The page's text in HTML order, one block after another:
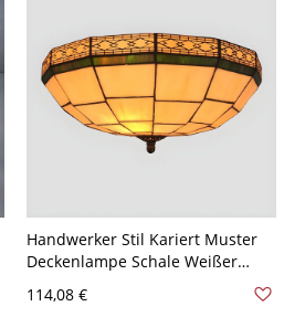
Handwerker Stil Kariert Muster
Deckenlampe Schale Weißer
Deckenleuchte - Beige 110V-120V
114,08 €